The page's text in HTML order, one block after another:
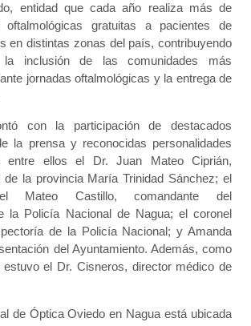
entidad que cada año realiza más de
oftalmológicas gratuitas a pacientes de
en distintas zonas del país, contribuyendo
inclusión de las comunidades más
jornadas oftalmológicas y la entrega de
con la participación de destacados
la prensa y reconocidas personalidades
entre ellos el Dr. Juan Mateo Ciprián,
de la provincia María Trinidad Sánchez; el
Mateo Castillo, comandante del
la Policía Nacional de Nagua; el coronel
de la Policía Nacional; y Amanda
del Ayuntamiento. Además, como
estuvo el Dr. Cisneros, director médico de
de Óptica Oviedo en Nagua está ubicada